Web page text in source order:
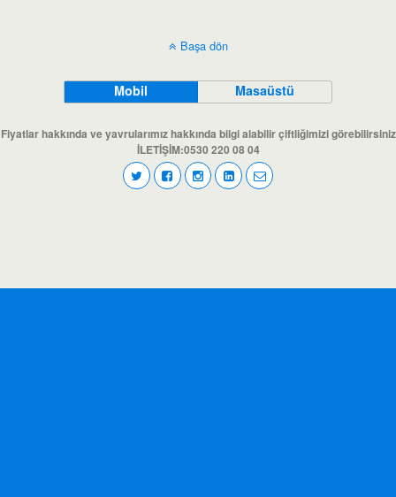
Başa dön
Mobil Masaüstü
Fiyatlar hakkında ve yavrularımız hakkında bilgi alabilir çiftliğimizi görebilirsiniz
İLETİŞİM:0530 220 08 04